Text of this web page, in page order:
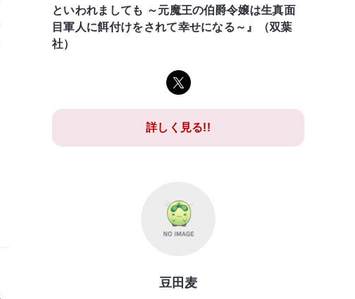
といわれましても ～元魔王の伯爵令嬢は生真面
目軍人に餌付けをされて幸せになる～』（双葉
社）
詳しく見る!!
豆田麦